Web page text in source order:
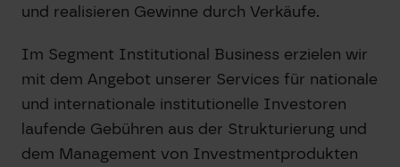
und realisieren Gewinne durch Verkäufe.
Im Segment Institutional Business erzielen wir
mit dem Angebot unserer Services für nationale
und internationale institutionelle Investoren
laufende Gebühren aus der Strukturierung und
dem Management von Investmentprodukten